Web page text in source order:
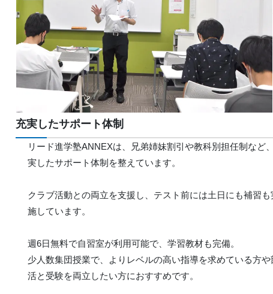
充実したサポート体制
リード進学塾ANNEXは、兄弟姉妹割引や教科別担任制など
実したサポート体制を整えています。
クラブ活動との両立を支援し、テスト前には土日にも補習も
施しています。
週6日無料で自習室が利用可能で、学習教材も完備。
少人数集団授業で、よりレベルの高い指導を求めている方や
活と受験を両立したい方におすすめです。